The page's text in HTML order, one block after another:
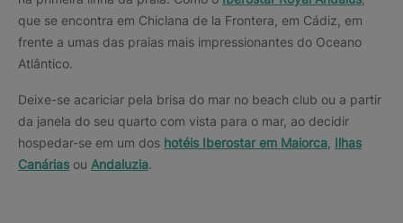
que se encontra em Chiclana de la Frontera, em Cádiz, em
frente a umas das praias mais impressionantes do Oceano
Atlântico.
Deixe-se acariciar pela brisa do mar no beach club ou a partir
da janela do seu quarto com vista para o mar, ao decidir
hospedar-se em um dos hotéis Iberostar em Maiorca Ilhas
Canárias ou Andaluzia.